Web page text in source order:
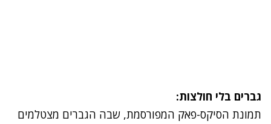
גברים בלי חולצות:
תמונת הסיקס-פאק המפורסמת, שבה הגברים מצטלמים